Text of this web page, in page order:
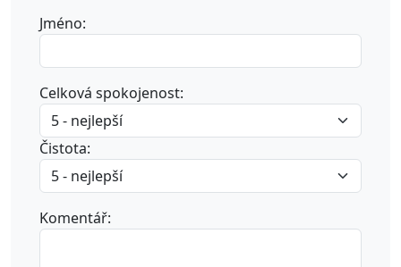
Jméno:
Celková spokojenost:
Čistota:
Komentář: